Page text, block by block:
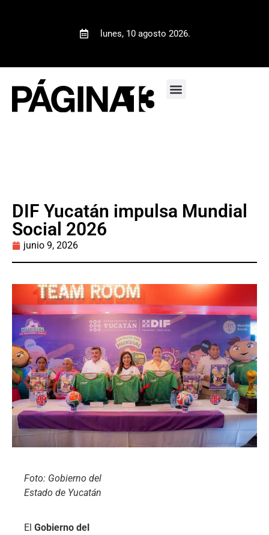
lunes, 10 agosto 2026.
DIF Yucatán impulsa Mundial
Social 2026
junio 9, 2026
Foto: Gobierno del
Estado de Yucatán
El Gobierno del